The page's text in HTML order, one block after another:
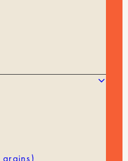
grains)
des nuances de
et équilibre.
en bouche
typique de